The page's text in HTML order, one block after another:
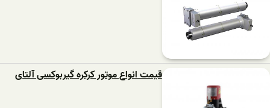
قیمت انواع موتور کرکره گیربوکسی آلتای